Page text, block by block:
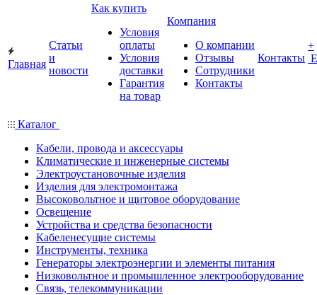
Главная
Статьи
и
новости
Как купить
Условия
оплаты
Условия
доставки
Гарантия
на товар
Компания
О компании
Отзывы
Сотрудники
Контакты
Контакты
+
Каталог
Кабели, провода и аксессуары
Климатические и инженерные системы
Электроустановочные изделия
Изделия для электромонтажа
Высоковольтное и щитовое оборудование
Освещение
Устройства и средства безопасности
Кабеленесущие системы
Инструменты, техника
Генераторы электроэнергии и элементы питания
Низковольтное и промышленное электрооборудование
Связь, телекоммуникации